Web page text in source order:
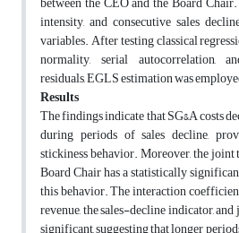
intensity, and consecutive sales
variables. After testing classical
normality, serial autocorrelation,
residuals, EGLS estimation was
Results
The findings indicate that SG&A costs
during periods of sales decline,
stickiness behavior. Moreover, the
Board Chair has a statistically
this behavior. The interaction
revenue, the sales-decline indicator,